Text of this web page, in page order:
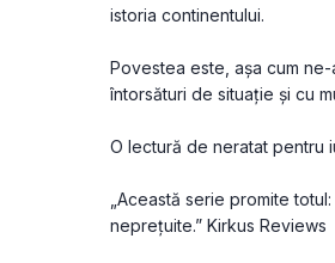
istoria continentului.
Povestea este, așa cum
întorsături de situație și cu
„Această serie promite